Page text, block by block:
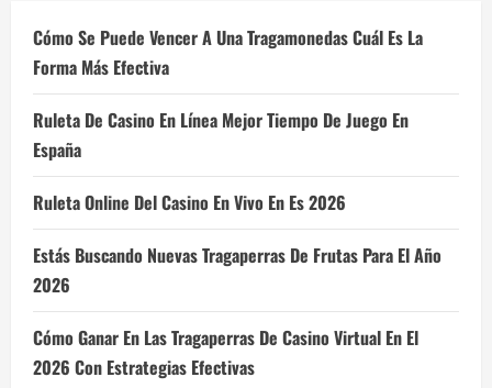
Cómo Se Puede Vencer A Una Tragamonedas Cuál Es La
Forma Más Efectiva
Ruleta De Casino En Línea Mejor Tiempo De Juego En
España
Ruleta Online Del Casino En Vivo En Es 2026
Estás Buscando Nuevas Tragaperras De Frutas Para El Año
2026
Cómo Ganar En Las Tragaperras De Casino Virtual En El
2026 Con Estrategias Efectivas